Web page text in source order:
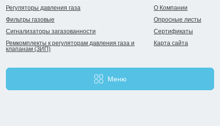
Регуляторы давления газа
Фильтры газовые
Сигнализаторы загазованности
Ремкомплекты к регуляторам давления газа и
клапанам (ЗИП)
О Компании
Опросные листы
Сертификаты
Карта сайта
Меню